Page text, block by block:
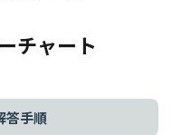
チャート
答手順